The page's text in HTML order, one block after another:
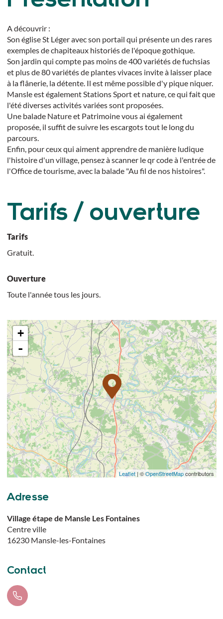
A découvrir :
Son église St Léger avec son portail qui présente un des rares
exemples de chapiteaux historiés de l'époque gothique.
Son jardin qui compte pas moins de 400 variétés de fuchsias
et plus de 80 variétés de plantes vivaces invite à laisser place
à la flânerie, la détente. Il est même possible d'y pique niquer.
Mansle est également Stations Sport et nature, ce qui fait que
l'été diverses activités variées sont proposées.
Une balade Nature et Patrimoine vous ai également
proposée, il suffit de suivre les escargots tout le long du
parcours.
Enfin, pour ceux qui aiment apprendre de manière ludique
l'histoire d'un village, pensez à scanner le qr code à l'entrée de
l'Office de tourisme, avec la balade "Au fil de nos histoires".
Tarifs / ouverture
Tarifs
Gratuit.
Ouverture
Toute l'année tous les jours.
+
-
Leaflet| ©OpenStreetMapcontributors
Adresse
Village étape de Mansle Les Fontaines
Centre ville
16230 Mansle-les-Fontaines
Contact